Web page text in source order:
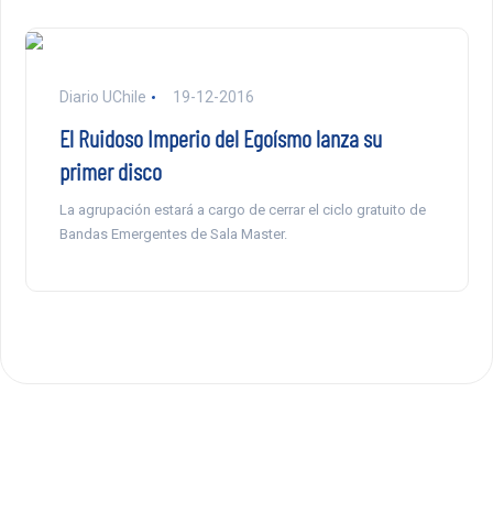
Diario UChile 19-12-2016
El Ruidoso Imperio del Egoísmo lanza su
primer disco
La agrupación estará a cargo de cerrar el ciclo gratuito de
Bandas Emergentes de Sala Master.